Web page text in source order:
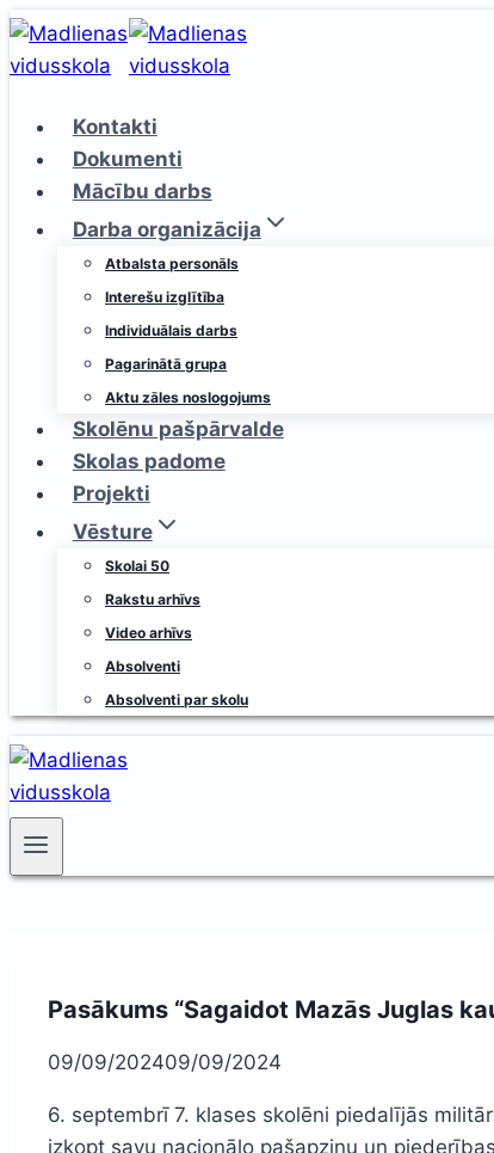
Skip
to
Kontakti
Dokumenti
Mācību darbs
Darba organizācija
Atbalsta personāls
Interešu izglītība
Individuālais darbs
Pagarinātā grupa
Aktu zāles noslogojums
Skolēnu pašpārvalde
Skolas padome
Projekti
Vēsture
Skolai 50
Rakstu arhīvs
Video arhīvs
Absolventi
Absolventi par skolu
Pasākums “Sagaidot Mazās Juglas
09/09/202409/09/2024
6. septembrī 7. klases skolēni piedalījās
izkopt savu nacionālo pašapziņu un